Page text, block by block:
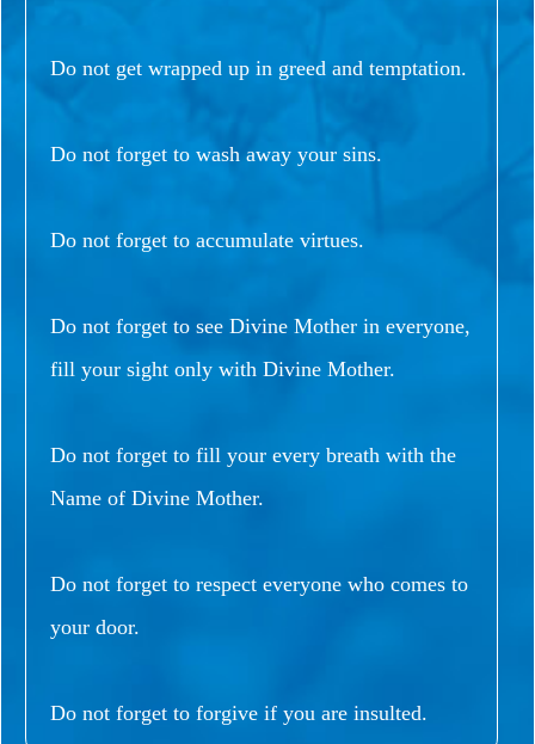
Do not get wrapped up in greed and temptation.
Do not forget to wash away your sins.
Do not forget to accumulate virtues.
Do not forget to see Divine Mother in everyone,
fill your sight only with Divine Mother.
Do not forget to fill your every breath with the
Name of Divine Mother.
Do not forget to respect everyone who comes to
your door.
Do not forget to forgive if you are insulted.